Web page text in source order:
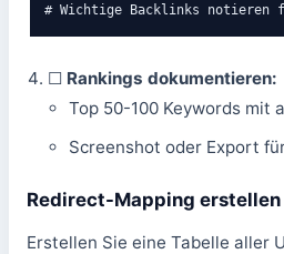
# Wichtige Backlinks notieren
☐ Rankings dokumentieren:
Top 50-100 Keywords mit
Screenshot oder Export
Redirect-Mapping erstellen
Erstellen Sie eine Tabelle aller